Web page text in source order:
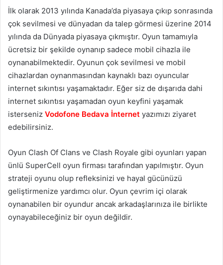
İlk olarak 2013 yılında Kanada’da piyasaya çıkıp sonrasında
çok sevilmesi ve dünyadan da talep görmesi üzerine 2014
yılında da Dünyada piyasaya çıkmıştır. Oyun tamamıyla
ücretsiz bir şekilde oynanıp sadece mobil cihazla ile
oynanabilmektedir. Oyunun çok sevilmesi ve mobil
cihazlardan oynanmasından kaynaklı bazı oyuncular
internet sıkıntısı yaşamaktadır. Eğer siz de dışarıda dahi
internet sıkıntısı yaşamadan oyun keyfini yaşamak
isterseniz Vodofone Bedava İnternet yazımızı ziyaret
edebilirsiniz.
Oyun Clash Of Clans ve Clash Royale gibi oyunları yapan
ünlü SuperCell oyun firması tarafından yapılmıştır. Oyun
strateji oyunu olup refleksinizi ve hayal gücünüzü
geliştirmenize yardımcı olur. Oyun çevrim içi olarak
oynanabilen bir oyundur ancak arkadaşlarınıza ile birlikte
oynayabileceğiniz bir oyun değildir.